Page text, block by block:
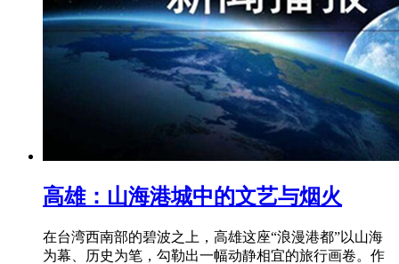
高雄：山海港城中的文艺与烟火
在台湾西南部的碧波之上，高雄这座“浪漫港都”以山海
为幕、历史为笔，勾勒出一幅动静相宜的旅行画卷。作